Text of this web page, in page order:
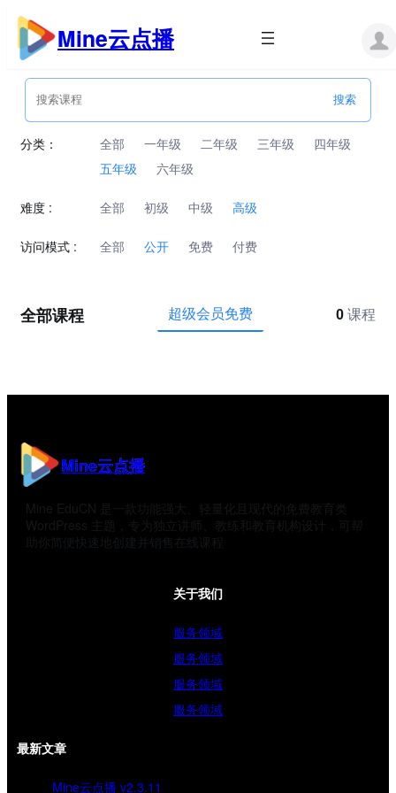
跳
内
Mine云点播
分类： 全部 一年级 二年级 三年级
四年级
五年级
六年级
难度 : 全部 初级 中级 高级
访问模式 : 全部 公开 免费 付费
全部课程 超级会员免费 0 课程
Mine云点播
Mine EduCN 是一款功能强大、轻量化且现代的免费教育类
WordPress 主题，专为独立讲师、教练和教育机构设计，可帮
助你简便快速地创建并销售在线课程
关于我们
服务领域
服务领域
服务领域
服务领域
最新文章
Mine云点播 v2.3.11